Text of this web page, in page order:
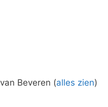
Beveren (alles zien)